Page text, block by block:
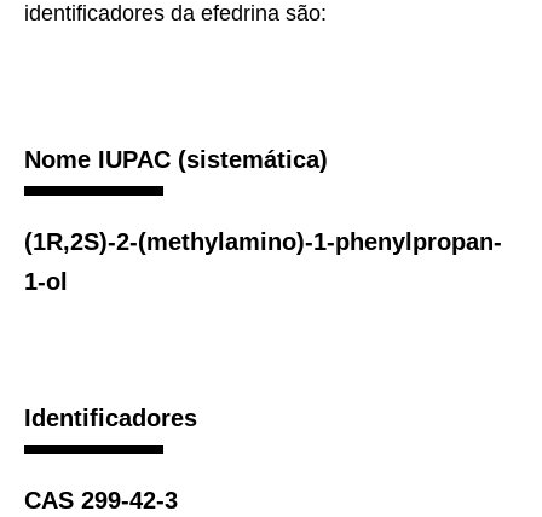
identificadores da efedrina são:
Nome IUPAC (sistemática)
(1R,2S)-2-(methylamino)-1-phenylpropan-
1-ol
Identificadores
CAS 299-42-3